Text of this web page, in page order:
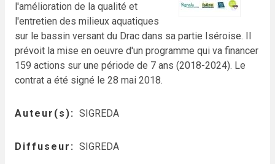
l'amélioration de la qualité et
l'entretien des milieux aquatiques
sur le bassin versant du Drac dans sa partie Iséroise. Il
prévoit la mise en oeuvre d'un programme qui va financer
159 actions sur une période de 7 ans (2018-2024). Le
contrat a été signé le 28 mai 2018.
Auteur(s) SIGREDA
Diffuseur SIGREDA